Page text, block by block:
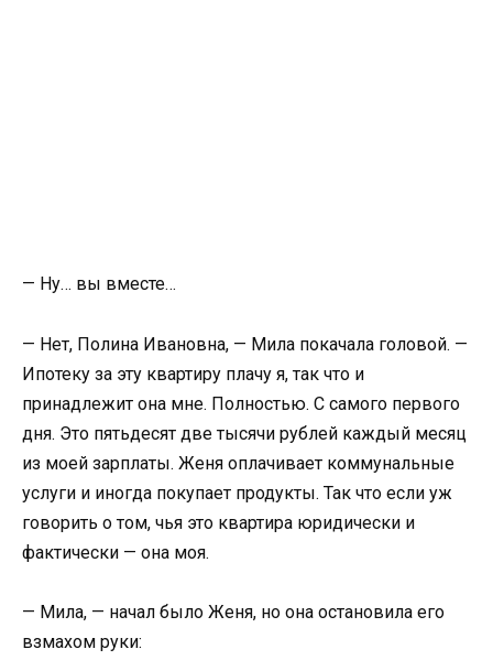
— Ну… вы вместе…
— Нет, Полина Ивановна, — Мила покачала головой. —
Ипотеку за эту квартиру плачу я, так что и
принадлежит она мне. Полностью. С самого первого
дня. Это пятьдесят две тысячи рублей каждый месяц
из моей зарплаты. Женя оплачивает коммунальные
услуги и иногда покупает продукты. Так что если уж
говорить о том, чья это квартира юридически и
фактически — она моя.
— Мила, — начал было Женя, но она остановила его
взмахом руки: